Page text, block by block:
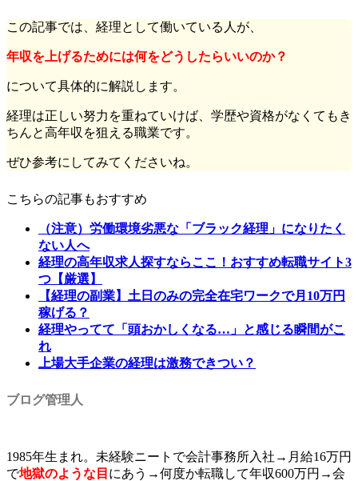
この記事では、経理として働いている人が、
年収を上げるためには何をどうしたらいいのか？
について具体的に解説します。
経理は正しい努力を重ねていけば、学歴や資格がなくてもき
ちんと高年収を狙える職業です。
ぜひ参考にしてみてくださいね。
こちらの記事もおすすめ
（注意）労働環境劣悪な「ブラック経理」になりたく
ない人へ
経理の高年収求人探すならここ！おすすめ転職サイト3
つ【厳選】
【経理の副業】土日のみの完全在宅ワークで月10万円
稼げる？
経理やってて「頭おかしくなる…」と感じる瞬間がこ
れ
上場大手企業の経理は激務できつい？
ブログ管理人
1985年生まれ。未経験ニートで会計事務所入社→月給16万円
で地獄のような目 にあう→何度か転職して年収600万円→会